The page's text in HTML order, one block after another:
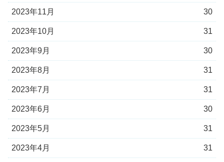
2023年11月 30
2023年10月 31
2023年9月 30
2023年8月 31
2023年7月 31
2023年6月 30
2023年5月 31
2023年4月 31